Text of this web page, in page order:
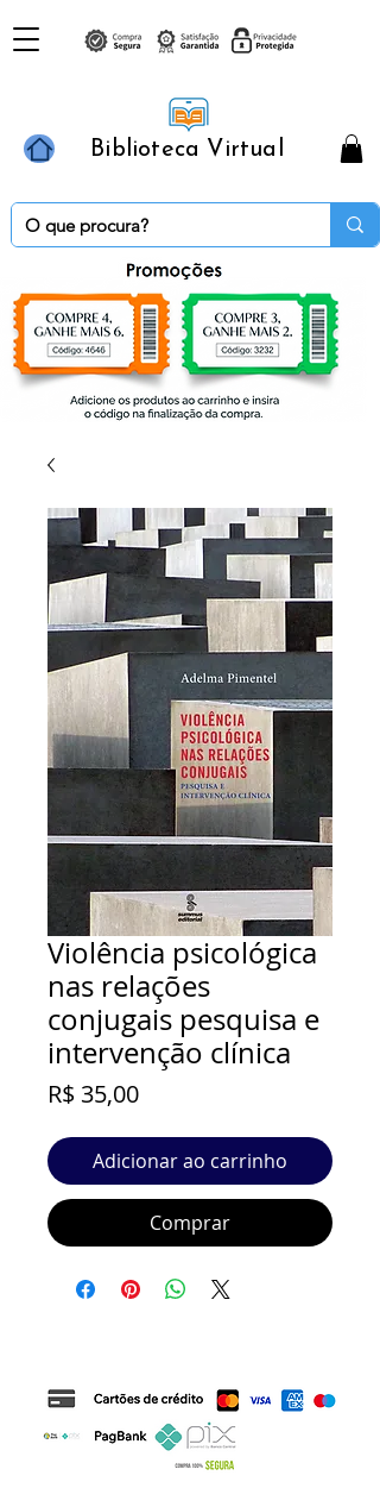
Biblioteca Virtual
Violência psicológica
nas relações
conjugais pesquisa e
intervenção clínica
R$ 35,00Preço
Adicionar ao carrinho
Comprar